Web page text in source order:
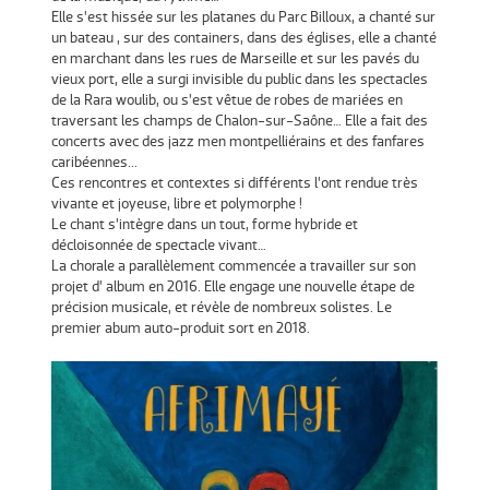
Elle s’est hissée sur les platanes du Parc Billoux, a chanté sur
un bateau , sur des containers, dans des églises, elle a chanté
en marchant dans les rues de Marseille et sur les pavés du
vieux port, elle a surgi invisible du public dans les spectacles
de la Rara woulib, ou s’est vêtue de robes de mariées en
traversant les champs de Chalon-sur-Saône… Elle a fait des
concerts avec des jazz men montpelliérains et des fanfares
caribéennes...
Ces rencontres et contextes si différents l’ont rendue très
vivante et joyeuse, libre et polymorphe !
Le chant s’intègre dans un tout, forme hybride et
décloisonnée de spectacle vivant…
La chorale a parallèlement commencée a travailler sur son
projet d’ album en 2016. Elle engage une nouvelle étape de
précision musicale, et révèle de nombreux solistes. Le
premier abum auto-produit sort en 2018.